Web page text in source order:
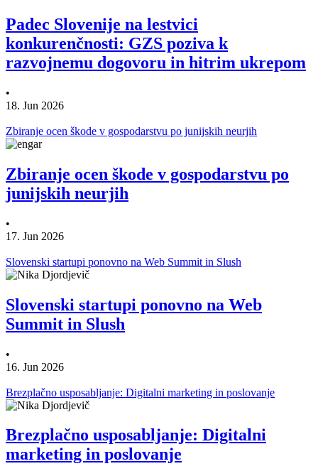
Padec Slovenije na lestvici
konkurenčnosti: GZS poziva k
razvojnemu dogovoru in hitrim ukrepom
•
18. Jun 2026
Zbiranje ocen škode v gospodarstvu po junijskih neurjih
Zbiranje ocen škode v gospodarstvu po
junijskih neurjih
•
17. Jun 2026
Slovenski startupi ponovno na Web Summit in Slush
Slovenski startupi ponovno na Web
Summit in Slush
•
16. Jun 2026
Brezplačno usposabljanje: Digitalni marketing in poslovanje
Brezplačno usposabljanje: Digitalni
marketing in poslovanje